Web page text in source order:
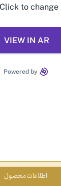
اطلاعات محصول